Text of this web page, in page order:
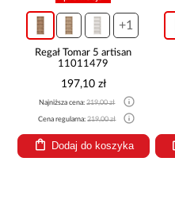
+1
Regał Tomar 5 artisan
11011479
197,10 zł
Najniższa cena:219,00 zł
Cena regularna:219,00 zł
Dodaj do koszyka